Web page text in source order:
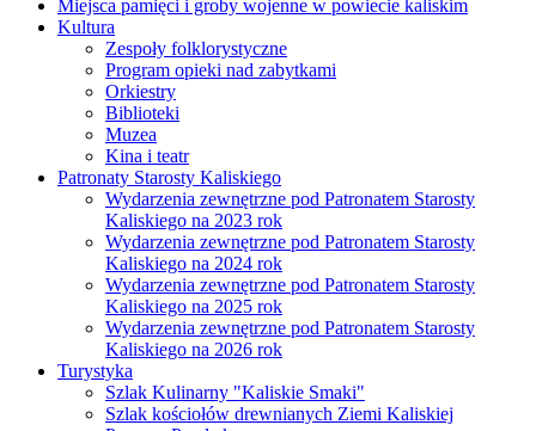
Miejsca pamięci i groby wojenne w powiecie kaliskim
Kultura
Zespoły folklorystyczne
Program opieki nad zabytkami
Orkiestry
Biblioteki
Muzea
Kina i teatr
Patronaty Starosty Kaliskiego
Wydarzenia zewnętrzne pod Patronatem Starosty
Kaliskiego na 2023 rok
Wydarzenia zewnętrzne pod Patronatem Starosty
Kaliskiego na 2024 rok
Wydarzenia zewnętrzne pod Patronatem Starosty
Kaliskiego na 2025 rok
Wydarzenia zewnętrzne pod Patronatem Starosty
Kaliskiego na 2026 rok
Turystyka
Szlak Kulinarny "Kaliskie Smaki"
Szlak kościołów drewnianych Ziemi Kaliskiej